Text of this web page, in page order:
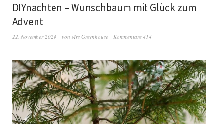
DIYnachten – Wunschbaum mit Glück zum
Advent
22. November 2024 von Mrs Greenhouse Kommentare 414